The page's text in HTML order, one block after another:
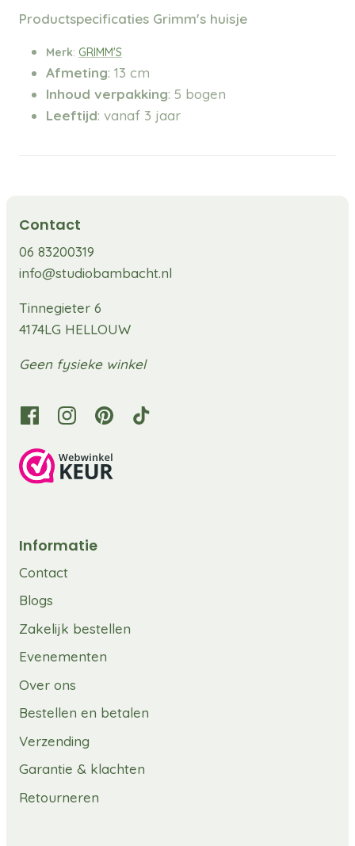
Productspecificaties Grimm's huisje
Merk: GRIMM'S
Afmeting: 13 cm
Inhoud verpakking: 5 bogen
Leeftijd: vanaf 3 jaar
Contact
06 83200319
info@studiobambacht.nl
Tinnegieter 6
4174LG HELLOUW
Geen fysieke winkel
Informatie
Contact
Blogs
Zakelijk bestellen
Evenementen
Over ons
Bestellen en betalen
Verzending
Garantie & klachten
Retourneren